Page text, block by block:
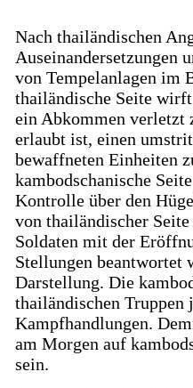
Nach thailändischen
Auseinandersetzungen
von Tempelanlagen im
thailändische Seite
ein Abkommen verletzt
erlaubt ist, einen
bewaffneten Einheiten
kambodschanische
Kontrolle über den
von thailändischer
Soldaten mit der
Stellungen beantwortet
Darstellung. Die
thailändischen Truppen
Kampfhandlungen.
am Morgen auf
sein.